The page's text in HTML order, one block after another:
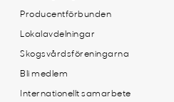
Producentförbunden
Lokalavdelningar
Skogsvårdsföreningarna
Bli medlem
Internationellt samarbete